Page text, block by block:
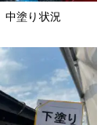
塗り状況